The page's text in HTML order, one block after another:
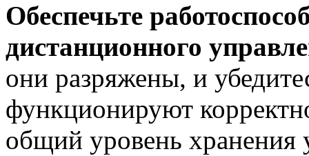
Обеспечьте
дистанционного
они разряжены, и
функционируют
общий уровень хранения